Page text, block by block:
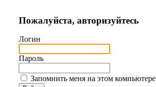
Пожалуйста, авторизуйтесь
Логин
Пароль
Запомнить меня на этом компьютере